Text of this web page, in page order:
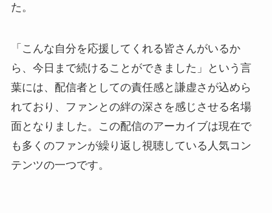
た。
「こんな自分を応援してくれる皆さんがいるか
ら、今日まで続けることができました」という言
葉には、配信者としての責任感と謙虚さが込めら
れており、ファンとの絆の深さを感じさせる名場
面となりました。この配信のアーカイブは現在で
も多くのファンが繰り返し視聴している人気コン
テンツの一つです。